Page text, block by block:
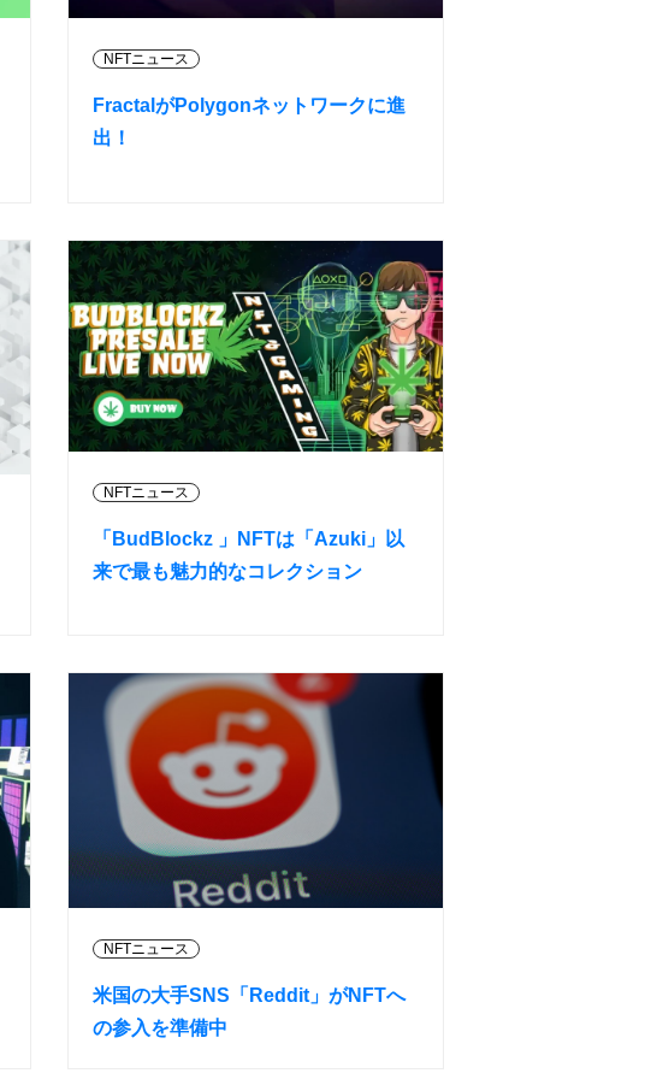
NFTニュース
FractalがPolygonネットワークに進
出！
NFTニュース
「BudBlockz 」NFTは「Azuki」以
来で最も魅力的なコレクション
NFTニュース
米国の大手SNS「Reddit」がNFTへ
の参入を準備中